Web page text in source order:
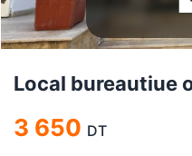
Local bureautiue
3 650 DT